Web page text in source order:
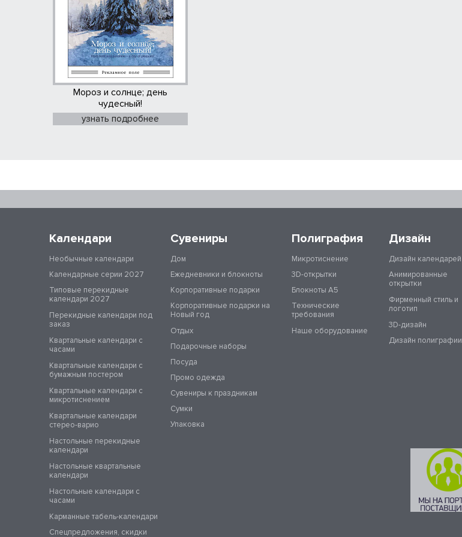
Мороз и солнце; день
чудесный!
узнать подробнее
Календари
Необычные календари
Календарные серии 2027
Типовые перекидные
календари 2027
Перекидные календари под
заказ
Квартальные календари с
часами
Квартальные календари с
бумажным постером
Квартальные календари с
микротиснением
Квартальные календари
стерео-варио
Настольные перекидные
календари
Настольные квартальные
календари
Настольные календари с
часами
Карманные табель-календари
Спецпредложения, скидки
Сувениры
Дом
Ежедневники и блокноты
Корпоративные подарки
Корпоративные подарки на
Новый год
Отдых
Подарочные наборы
Посуда
Промо одежда
Сувениры к праздникам
Сумки
Упаковка
Полиграфия
Микротиснение
3D-открытки
Блокноты А5
Технические
требования
Наше оборудование
Дизайн
Дизайн календарей
Анимированные
открытки
Фирменный стиль и
логотип
3D-дизайн
Дизайн полиграфии